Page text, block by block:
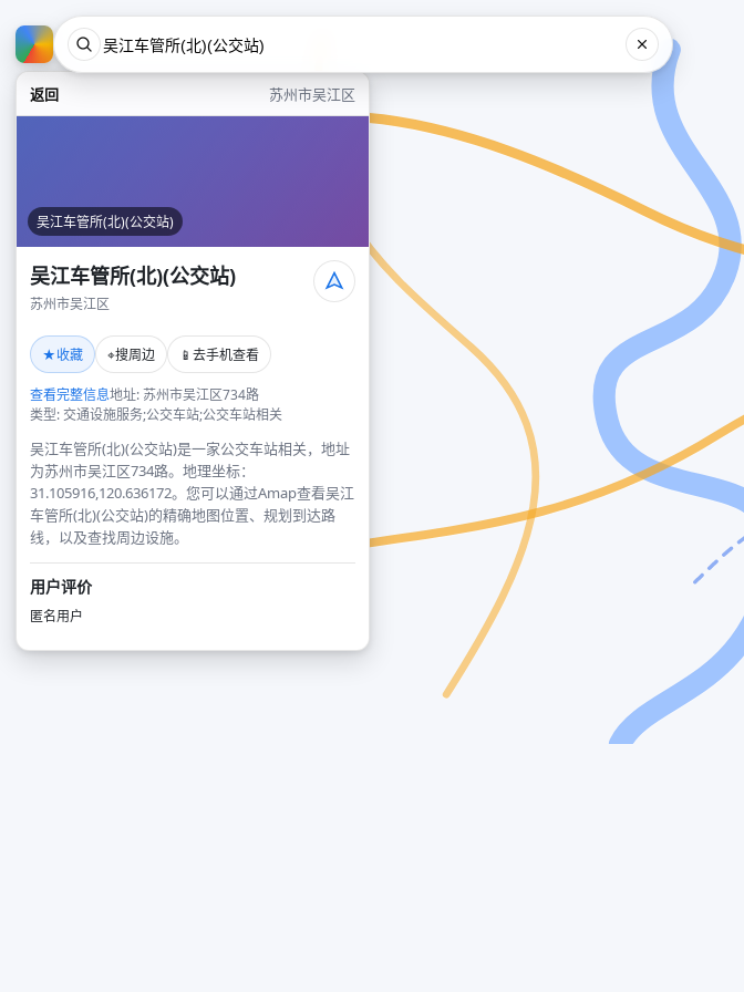
返回 苏州市吴江区
吴江车管所(北)(公交站)
吴江车管所(北)(公交站)
苏州市吴江区
★收藏 ⌖搜周边 📱 去手机查看
查看完整信息地址: 苏州市吴江区734路
类型: 交通设施服务;公交车站;公交车站相关
吴江车管所(北)(公交站)是一家公交车站相关，地址
为苏州市吴江区734路。地理坐标：
31.105916,120.636172。您可以通过Amap查看吴江
车管所(北)(公交站)的精确地图位置、规划到达路
线，以及查找周边设施。
用户评价
匿名用户